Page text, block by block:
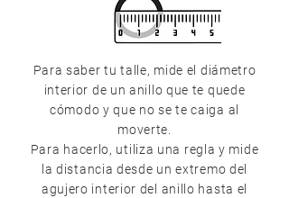
Para saber tu talle, mide el diámetro
interior de un anillo que te quede
cómodo y que no se te caiga al
moverte.
Para hacerlo, utiliza una regla y mide
la distancia desde un extremo del
agujero interior del anillo hasta el